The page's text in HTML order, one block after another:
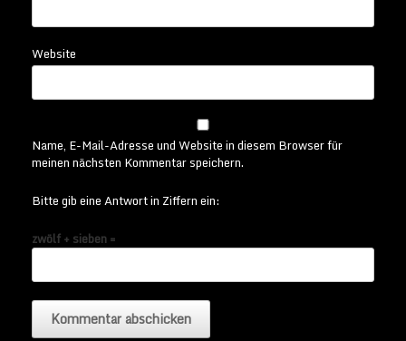
Website
Name, E-Mail-Adresse und Website in diesem Browser für
meinen nächsten Kommentar speichern.
Bitte gib eine Antwort in Ziffern ein:
zwölf + sieben =